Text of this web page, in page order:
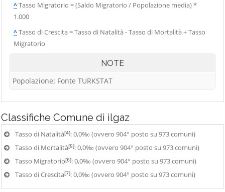
^Tasso Migratorio = (Saldo Migratorio / Popolazione media) *
1.000
^Tasso di Crescita = Tasso di Natalità - Tasso di Mortalità + Tasso
Migratorio
NOTE
Popolazione: Fonte TURKSTAT
Classifiche Comune di ilgaz
Tasso di Natalità[4]: 0,0‰ (ovvero 904° posto su 973 comuni)
Tasso di Mortalità[5]: 0,0‰ (ovvero 904° posto su 973 comuni)
Tasso Migratorio[6]: 0,0‰ (ovvero 904° posto su 973 comuni)
Tasso di Crescita[7]: 0,0‰ (ovvero 904° posto su 973 comuni)